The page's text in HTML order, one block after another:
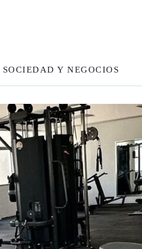
SOCIEDAD Y NEGOCIOS